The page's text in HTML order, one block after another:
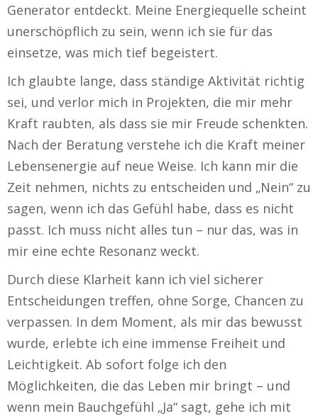
Generator entdeckt. Meine Energiequelle scheint
unerschöpflich zu sein, wenn ich sie für das
einsetze, was mich tief begeistert.
Ich glaubte lange, dass ständige Aktivität richtig
sei, und verlor mich in Projekten, die mir mehr
Kraft raubten, als dass sie mir Freude schenkten.
Nach der Beratung verstehe ich die Kraft meiner
Lebensenergie auf neue Weise. Ich kann mir die
Zeit nehmen, nichts zu entscheiden und „Nein“ zu
sagen, wenn ich das Gefühl habe, dass es nicht
passt. Ich muss nicht alles tun – nur das, was in
mir eine echte Resonanz weckt.
Durch diese Klarheit kann ich viel sicherer
Entscheidungen treffen, ohne Sorge, Chancen zu
verpassen. In dem Moment, als mir das bewusst
wurde, erlebte ich eine immense Freiheit und
Leichtigkeit. Ab sofort folge ich den
Möglichkeiten, die das Leben mir bringt – und
wenn mein Bauchgefühl „Ja“ sagt, gehe ich mit